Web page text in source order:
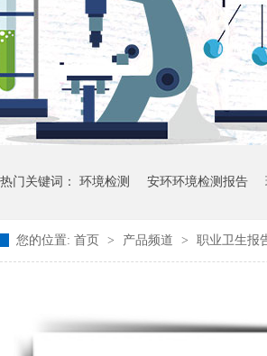
热门关键词： 环境检测 安环环境检测报告
您的位置: 首页 > 产品频道 > 职业卫生报